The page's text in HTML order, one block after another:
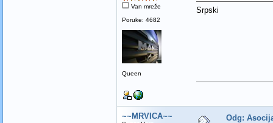
Van mreže
Poruke: 4682
Queen
Srpski
~~MRVICA~~ Odg: